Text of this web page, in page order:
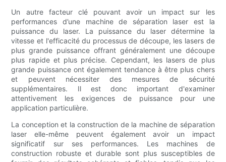
Un autre facteur clé pouvant avoir un impact sur les
performances d’une machine de séparation laser est la
puissance du laser. La puissance du laser détermine la
vitesse et l'efficacité du processus de découpe, les lasers de
plus grande puissance offrant généralement une découpe
plus rapide et plus précise. Cependant, les lasers de plus
grande puissance ont également tendance à être plus chers
et peuvent nécessiter des mesures de sécurité
supplémentaires. Il est donc important d'examiner
attentivement les exigences de puissance pour une
application particulière.
La conception et la construction de la machine de séparation
laser elle-même peuvent également avoir un impact
significatif sur ses performances. Les machines de
construction robuste et durable sont plus susceptibles de